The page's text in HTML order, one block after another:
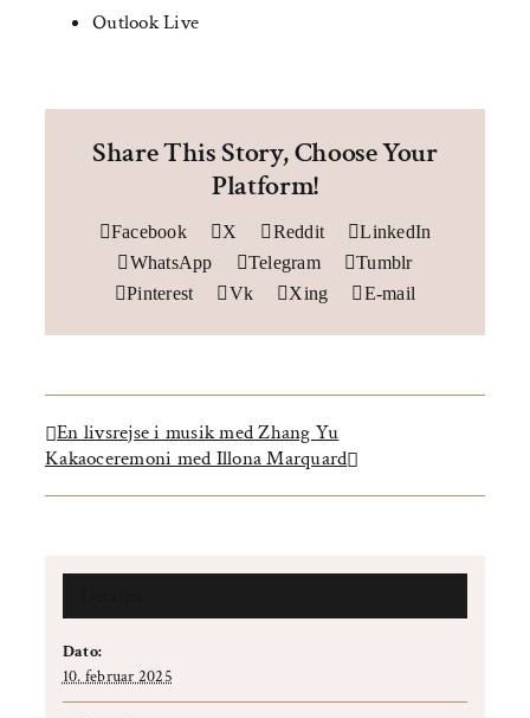
Outlook Live
Share This Story, Choose Your
Platform!
Facebook X Reddit
LinkedIn
WhatsApp
Telegram
Tumblr
Pinterest
Vk Xing E-mail
En livsrejse i musik med Zhang Yu
Kakaoceremoni med Illona Marquard
Dato:
10. februar 2025